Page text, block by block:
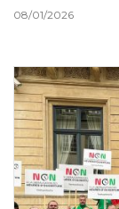
08/01/2026